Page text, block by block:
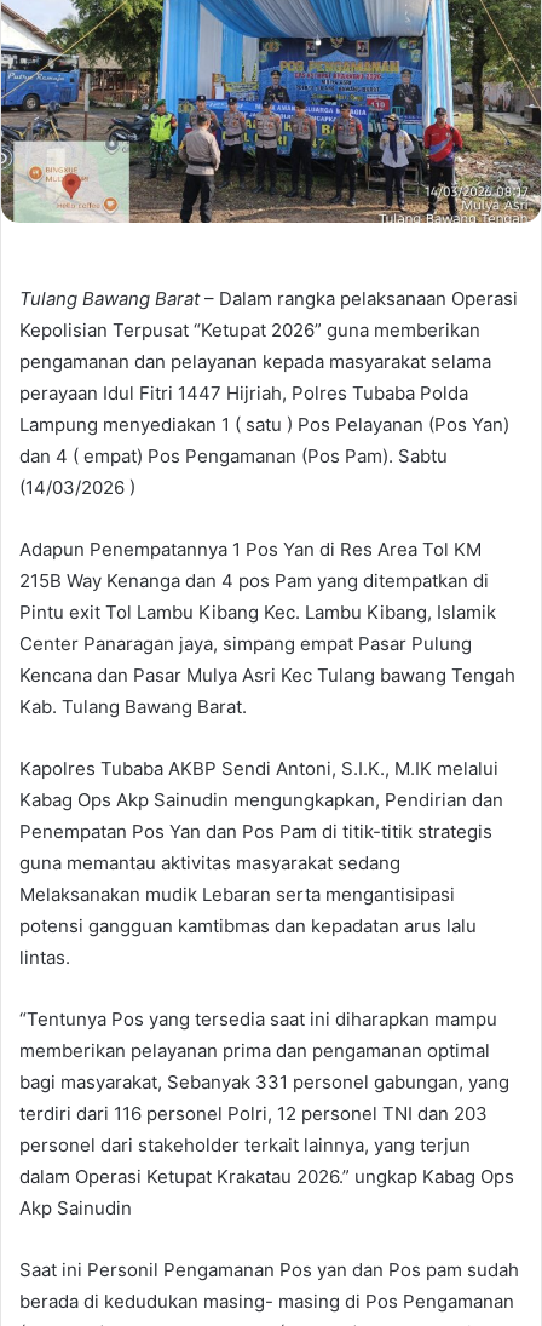
Tulang Bawang Barat– Dalam rangka pelaksanaan Operasi
Kepolisian Terpusat “Ketupat 2026” guna memberikan
pengamanan dan pelayanan kepada masyarakat selama
perayaan Idul Fitri 1447 Hijriah, Polres Tubaba Polda
Lampung menyediakan 1 ( satu ) Pos Pelayanan (Pos Yan)
dan 4 ( empat) Pos Pengamanan (Pos Pam). Sabtu
(14/03/2026 )
Adapun Penempatannya 1 Pos Yan di Res Area Tol KM
215B Way Kenanga dan 4 pos Pam yang ditempatkan di
Pintu exit Tol Lambu Kibang Kec. Lambu Kibang, Islamik
Center Panaragan jaya, simpang empat Pasar Pulung
Kencana dan Pasar Mulya Asri Kec Tulang bawang Tengah
Kab. Tulang Bawang Barat.
Kapolres Tubaba AKBP Sendi Antoni, S.I.K., M.IK melalui
Kabag Ops Akp Sainudin mengungkapkan, Pendirian dan
Penempatan Pos Yan dan Pos Pam di titik-titik strategis
guna memantau aktivitas masyarakat sedang
Melaksanakan mudik Lebaran serta mengantisipasi
potensi gangguan kamtibmas dan kepadatan arus lalu
lintas.
“Tentunya Pos yang tersedia saat ini diharapkan mampu
memberikan pelayanan prima dan pengamanan optimal
bagi masyarakat, Sebanyak 331 personel gabungan, yang
terdiri dari 116 personel Polri, 12 personel TNI dan 203
personel dari stakeholder terkait lainnya, yang terjun
dalam Operasi Ketupat Krakatau 2026.” ungkap Kabag Ops
Akp Sainudin
Saat ini Personil Pengamanan Pos yan dan Pos pam sudah
berada di kedudukan masing- masing di Pos Pengamanan